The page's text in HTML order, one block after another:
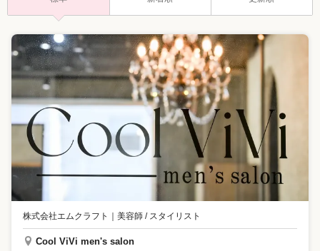
株式会社エムクラフト 美容師 / スタイリスト
Cool ViVi men's salon